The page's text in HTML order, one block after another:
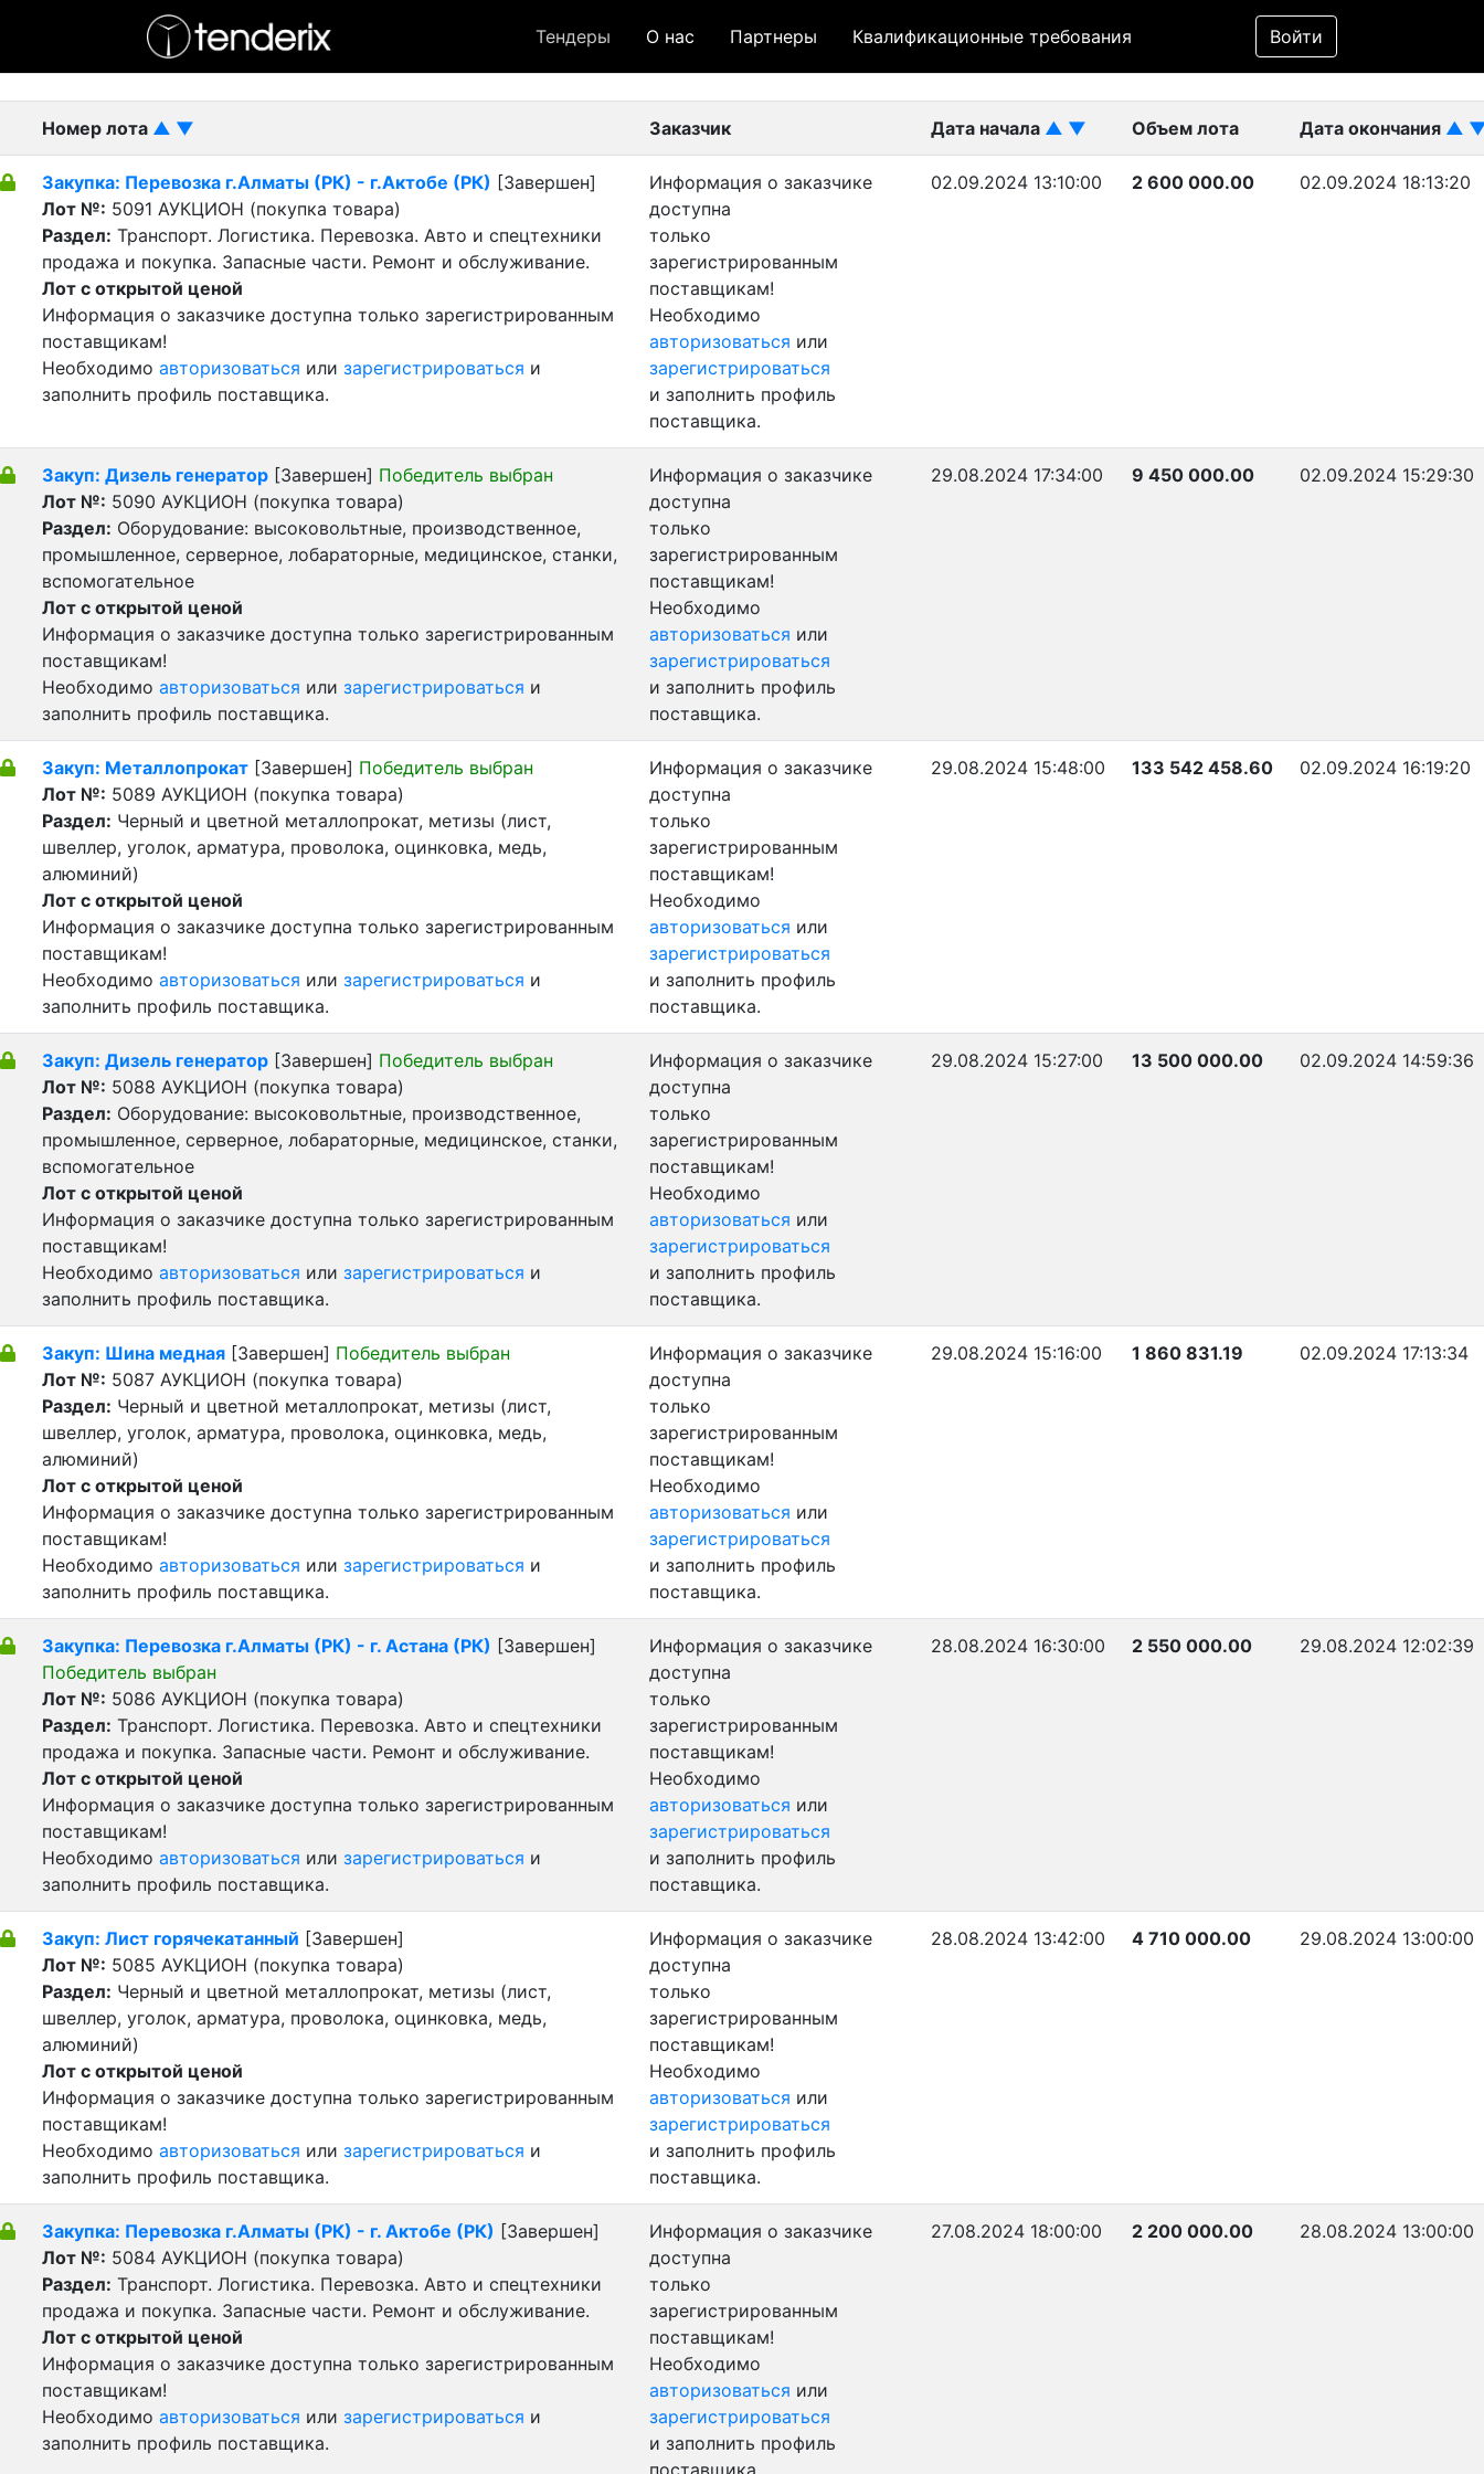
Тендеры О нас Партнеры Квалификационные требования Войти
Фильтр
- Завершенный лот
Номер лота ▲ ▼ Заказчик Дата начала ▲ ▼ Объем лота Дата окончания ▲
Закупка: Перевозка г.Алматы (РК) - г.Актобе (РК) [Завершен]
Лот №: 5091 АУКЦИОН (покупка товара)
Раздел: Транспорт. Логистика. Перевозка. Авто и спецтехники
продажа и покупка. Запасные части. Ремонт и обслуживание.
Лот с открытой ценой
Информация о заказчике доступна только зарегистрированным
поставщикам!
Необходимо авторизоваться или зарегистрироваться и
заполнить профиль поставщика.
Информация о заказчике
доступна
только
зарегистрированным
поставщикам!
Необходимо
авторизоваться или
зарегистрироваться
и заполнить профиль
поставщика.
02.09.2024 13:10:00 2 600 000.00 02.09.2024 18:13:20
Закуп: Дизель генератор [Завершен] Победитель выбран
Лот №: 5090 АУКЦИОН (покупка товара)
Раздел: Оборудование: высоковольтные, производственное,
промышленное, серверное, лобараторные, медицинское, станки,
вспомогательное
Лот с открытой ценой
Информация о заказчике доступна только зарегистрированным
поставщикам!
Необходимо авторизоваться или зарегистрироваться и
заполнить профиль поставщика.
Информация о заказчике
доступна
только
зарегистрированным
поставщикам!
Необходимо
авторизоваться или
зарегистрироваться
и заполнить профиль
поставщика.
29.08.2024 17:34:00 9 450 000.00 02.09.2024 15:29:30
Закуп: Металлопрокат [Завершен] Победитель выбран
Лот №: 5089 АУКЦИОН (покупка товара)
Раздел: Черный и цветной металлопрокат, метизы (лист,
швеллер, уголок, арматура, проволока, оцинковка, медь,
алюминий)
Лот с открытой ценой
Информация о заказчике доступна только зарегистрированным
поставщикам!
Необходимо авторизоваться или зарегистрироваться и
заполнить профиль поставщика.
Информация о заказчике
доступна
только
зарегистрированным
поставщикам!
Необходимо
авторизоваться или
зарегистрироваться
и заполнить профиль
поставщика.
29.08.2024 15:48:00 133 542 458.60 02.09.2024 16:19:20
Закуп: Дизель генератор [Завершен] Победитель выбран
Лот №: 5088 АУКЦИОН (покупка товара)
Раздел: Оборудование: высоковольтные, производственное,
промышленное, серверное, лобараторные, медицинское, станки,
вспомогательное
Лот с открытой ценой
Информация о заказчике доступна только зарегистрированным
поставщикам!
Необходимо авторизоваться или зарегистрироваться и
заполнить профиль поставщика.
Информация о заказчике
доступна
только
зарегистрированным
поставщикам!
Необходимо
авторизоваться или
зарегистрироваться
и заполнить профиль
поставщика.
29.08.2024 15:27:00 13 500 000.00 02.09.2024 14:59:36
Закуп: Шина медная [Завершен] Победитель выбран
Лот №: 5087 АУКЦИОН (покупка товара)
Раздел: Черный и цветной металлопрокат, метизы (лист,
швеллер, уголок, арматура, проволока, оцинковка, медь,
алюминий)
Лот с открытой ценой
Информация о заказчике доступна только зарегистрированным
поставщикам!
Необходимо авторизоваться или зарегистрироваться и
заполнить профиль поставщика.
Информация о заказчике
доступна
только
зарегистрированным
поставщикам!
Необходимо
авторизоваться или
зарегистрироваться
и заполнить профиль
поставщика.
29.08.2024 15:16:00 1 860 831.19 02.09.2024 17:13:34
Закупка: Перевозка г.Алматы (РК) - г. Астана (РК) [Завершен]
Победитель выбран
Лот №: 5086 АУКЦИОН (покупка товара)
Раздел: Транспорт. Логистика. Перевозка. Авто и спецтехники
продажа и покупка. Запасные части. Ремонт и обслуживание.
Лот с открытой ценой
Информация о заказчике доступна только зарегистрированным
поставщикам!
Необходимо авторизоваться или зарегистрироваться и
заполнить профиль поставщика.
Информация о заказчике
доступна
только
зарегистрированным
поставщикам!
Необходимо
авторизоваться или
зарегистрироваться
и заполнить профиль
поставщика.
28.08.2024 16:30:00 2 550 000.00 29.08.2024 12:02:39
Закуп: Лист горячекатанный [Завершен]
Лот №: 5085 АУКЦИОН (покупка товара)
Раздел: Черный и цветной металлопрокат, метизы (лист,
швеллер, уголок, арматура, проволока, оцинковка, медь,
алюминий)
Лот с открытой ценой
Информация о заказчике доступна только зарегистрированным
поставщикам!
Необходимо авторизоваться или зарегистрироваться и
заполнить профиль поставщика.
Информация о заказчике
доступна
только
зарегистрированным
поставщикам!
Необходимо
авторизоваться или
зарегистрироваться
и заполнить профиль
поставщика.
28.08.2024 13:42:00 4 710 000.00 29.08.2024 13:00:00
Закупка: Перевозка г.Алматы (РК) - г. Актобе (РК) [Завершен]
Лот №: 5084 АУКЦИОН (покупка товара)
Раздел: Транспорт. Логистика. Перевозка. Авто и спецтехники
продажа и покупка. Запасные части. Ремонт и обслуживание.
Лот с открытой ценой
Информация о заказчике доступна только зарегистрированным
поставщикам!
Необходимо авторизоваться или зарегистрироваться и
заполнить профиль поставщика.
Информация о заказчике
доступна
только
зарегистрированным
поставщикам!
Необходимо
авторизоваться или
зарегистрироваться
и заполнить профиль
поставщика.
27.08.2024 18:00:00 2 200 000.00 28.08.2024 13:00:00